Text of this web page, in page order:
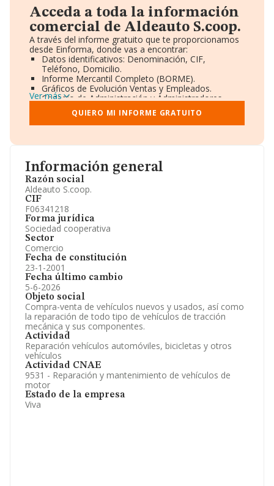
Información general
Razón social
Aldeauto S.coop.
CIF
F06341218
Forma jurídica
Sociedad cooperativa
Sector
Comercio
Fecha de constitución
23-1-2001
Fecha último cambio
5-6-2026
Objeto social
Compra-venta de vehículos nuevos y usados, así como
la reparación de todo tipo de vehículos de tracción
mecánica y sus componentes.
Actividad
Reparación vehículos automóviles, bicicletas y otros
vehículos
Actividad CNAE
9531 - Reparación y mantenimiento de vehículos de
motor
Estado de la empresa
Viva
Acceda a toda la información
comercial de Aldeauto S.coop.
A través del informe gratuito que te proporcionamos
desde Einforma, donde vas a encontrar:
Datos identificativos: Denominación, CIF,
Teléfono, Domicilio.
Informe Mercantil Completo (BORME).
Gráficos de Evolución Ventas y Empleados.
Consejo de Administración y Administradores.
Directivos y Ejecutivos.
Accionistas.
Participaciones y Vinculaciones en otras empresas.
Información oficial y registral complementaria.
Ver más
QUIERO MI INFORME GRATUITO